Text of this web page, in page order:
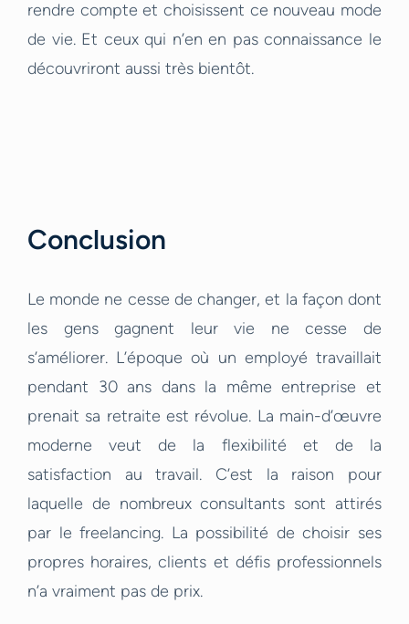
rendre compte et choisissent ce nouveau mode
de vie. Et ceux qui n’en en pas connaissance le
découvriront aussi très bientôt.
Conclusion
Le monde ne cesse de changer, et la façon dont
les gens gagnent leur vie ne cesse de
s’améliorer. L’époque où un employé travaillait
pendant 30 ans dans la même entreprise et
prenait sa retraite est révolue. La main-d’œuvre
moderne veut de la flexibilité et de la
satisfaction au travail. C’est la raison pour
laquelle de nombreux consultants sont attirés
par le freelancing. La possibilité de choisir ses
propres horaires, clients et défis professionnels
n’a vraiment pas de prix.